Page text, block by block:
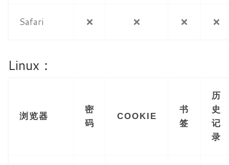
Safari ❌ ❌ ❌ ❌
Linux：
浏览器
密
码
COOKIE
书
签
历
史
记
录